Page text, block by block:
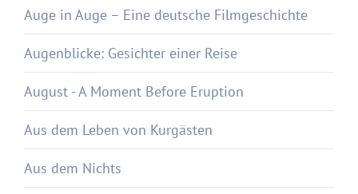
Auge in Auge – Eine deutsche Filmgeschichte
Augenblicke: Gesichter einer Reise
August - A Moment Before Eruption
Aus dem Leben von Kurgästen
Aus dem Nichts